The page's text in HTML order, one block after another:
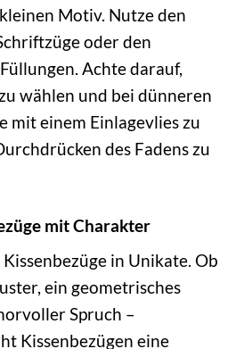
Motiv. Nutze den
oder den
Achte darauf,
wählen und bei dünneren
mit einem Einlagevlies zu
des Fadens zu
mit Charakter
in Unikate. Ob
ein geometrisches
Spruch –
Kissenbezügen eine